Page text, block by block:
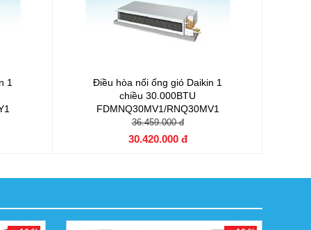
1
Điều hòa nối ống gió Daikin 1
chiều 30.000BTU
FDMNQ30MV1/RNQ30MV1
36.459.000 đ
30.420.000 đ